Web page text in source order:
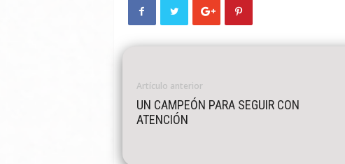
Artículo anterior
UN CAMPEÓN PARA SEGUIR CON
ATENCIÓN